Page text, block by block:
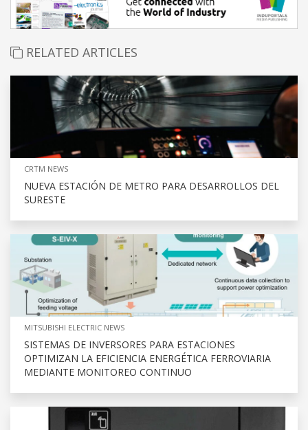
RELATED ARTICLES
CRTM NEWS
NUEVA ESTACIÓN DE METRO PARA DESARROLLOS DEL
SURESTE
MITSUBISHI ELECTRIC NEWS
SISTEMAS DE INVERSORES PARA ESTACIONES
OPTIMIZAN LA EFICIENCIA ENERGÉTICA FERROVIARIA
MEDIANTE MONITOREO CONTINUO